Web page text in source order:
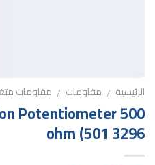
الرئيسية / مقاومات / مقاومات
Potentiometer 500
ohm (501 3296